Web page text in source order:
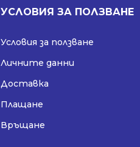
УСЛОВИЯ ЗА ПОЛЗВАНЕ
Условия за ползване
Личните данни
Доставка
Плащане
Връщане